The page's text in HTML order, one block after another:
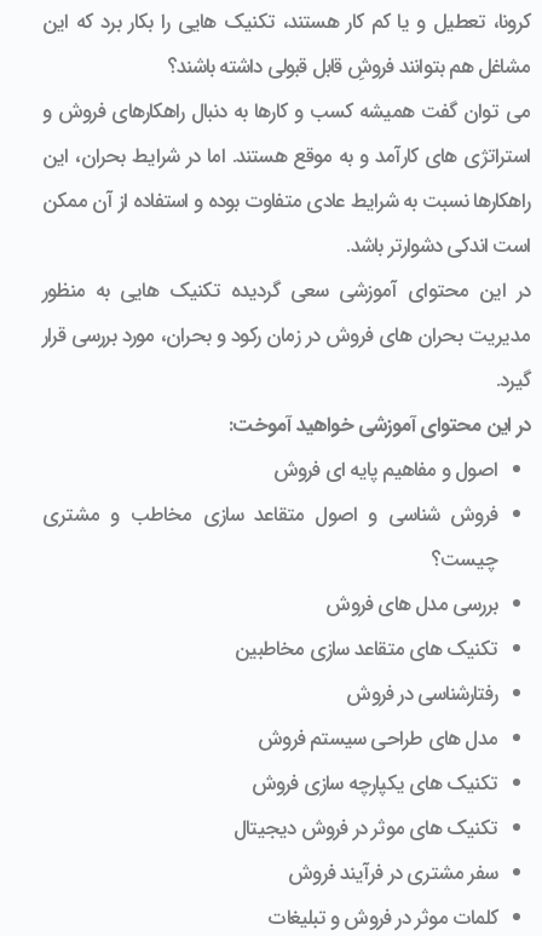
کرونا، تعطیل و یا کم کار هستند، تکنیک هایی را بکار برد که این
مشاغل هم بتوانند فروشِ قابل قبولی داشته باشند؟
می توان گفت همیشه کسب و کارها به دنبال راهکارهای فروش و
استراتژی های کارآمد و به موقع هستند. اما در شرایط بحران، این
راهکارها نسبت به شرایط عادی متفاوت بوده و استفاده از آن ممکن
است اندکی دشوارتر باشد.
در این محتوای آموزشی سعی گردیده تکنیک هایی به منظور
مدیریت بحران های فروش در زمان رکود و بحران، مورد بررسی قرار
گیرد.
در این محتوای آموزشی خواهید آموخت:
اصول و مفاهیم پایه ای فروش
فروش شناسی و اصول متقاعد سازی مخاطب و مشتری
چیست؟
بررسی مدل های فروش
تکنیک های متقاعد سازی مخاطبین
رفتارشناسی در فروش
مدل های طراحی سیستم فروش
تکنیک های یکپارچه سازی فروش
تکنیک های موثر در فروش دیجیتال
سفر مشتری در فرآیند فروش
کلمات موثر در فروش و تبلیغات